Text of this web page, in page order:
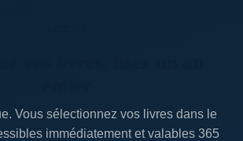
Vous sélectionnez vos livres dans le
immédiatement et valables 365